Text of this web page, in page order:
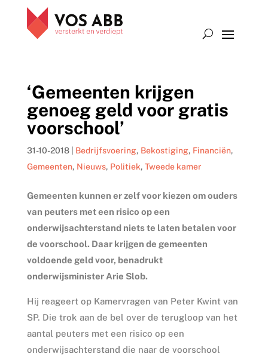
‘Gemeenten krijgen
genoeg geld voor gratis
voorschool’
31-10-2018| Bedrijfsvoering, Bekostiging, Financiën,
Gemeenten, Nieuws, Politiek, Tweede kamer
Gemeenten kunnen er zelf voor kiezen om ouders
van peuters met een risico op een
onderwijsachterstand niets te laten betalen voor
de voorschool. Daar krijgen de gemeenten
voldoende geld voor, benadrukt
onderwijsminister Arie Slob.
Hij reageert op Kamervragen van Peter Kwint van
SP. Die trok aan de bel over de terugloop van het
aantal peuters met een risico op een
onderwijsachterstand die naar de voorschool